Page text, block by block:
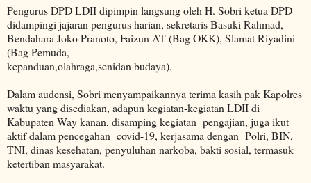
Pengurus DPD LDII dipimpin langsung oleh H. Sobri ketua DPD
didampingi jajaran pengurus harian, sekretaris Basuki Rahmad,
Bendahara Joko Pranoto, Faizun AT (Bag OKK), Slamat Riyadini
(Bag Pemuda,
kepanduan,olahraga,senidan budaya).
Dalam audensi, Sobri menyampaikannya terima kasih pak Kapolres
waktu yang disediakan, adapun kegiatan-kegiatan LDII di
Kabupaten Way kanan, disamping kegiatan pengajian, juga ikut
aktif dalam pencegahan covid-19, kerjasama dengan Polri, BIN,
TNI, dinas kesehatan, penyuluhan narkoba, bakti sosial, termasuk
ketertiban masyarakat.